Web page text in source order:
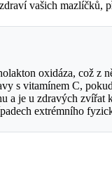
vašich mazlíčků,
oxidáza, což z
s vitamínem C,
a je u zdravých zvířat
extrémního